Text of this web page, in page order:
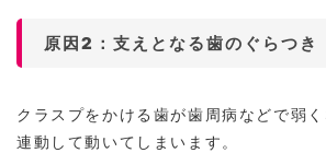
原因2：支えとなる歯のぐらつき
クラスプをかける歯が歯周病などで弱
連動して動いてしまいます。